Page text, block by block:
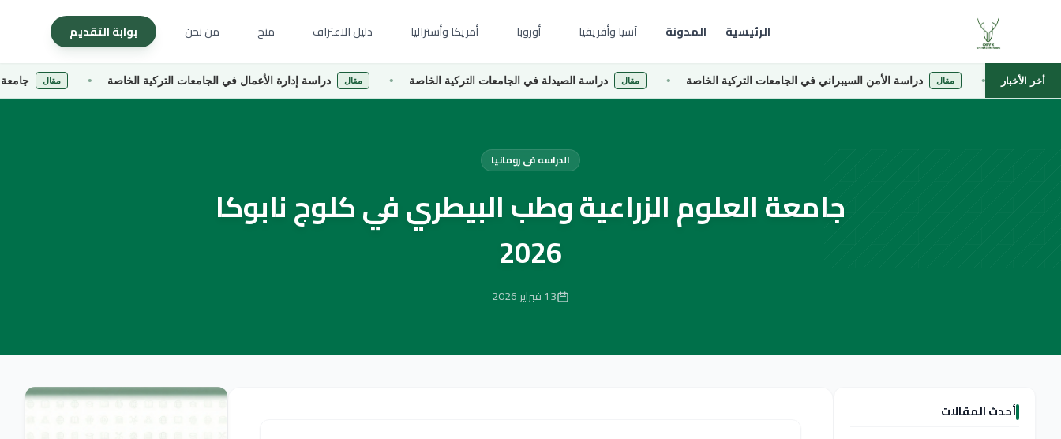
الرئيسية المدونة آسيا وأفريقيا أوروبا أمريكا وأستراليا دليل الاعتراف منح من نحن بوابة التقديم
أخر الأخبارمقال دراسة الأمن السيبراني في الجامعات التركية الخاصة مقال دراسة الصيدلة في الجامعات التركية الخاصة مقال دراسة إدارة الأعمال في الجامعات التركية الخاصة مقال جامعة كارادينيز
الدراسه فى رومانيا
جامعة العلوم الزراعية وطب البيطري في كلوج نابوكا
2026
13 فبراير 2026
أحدث المقالات